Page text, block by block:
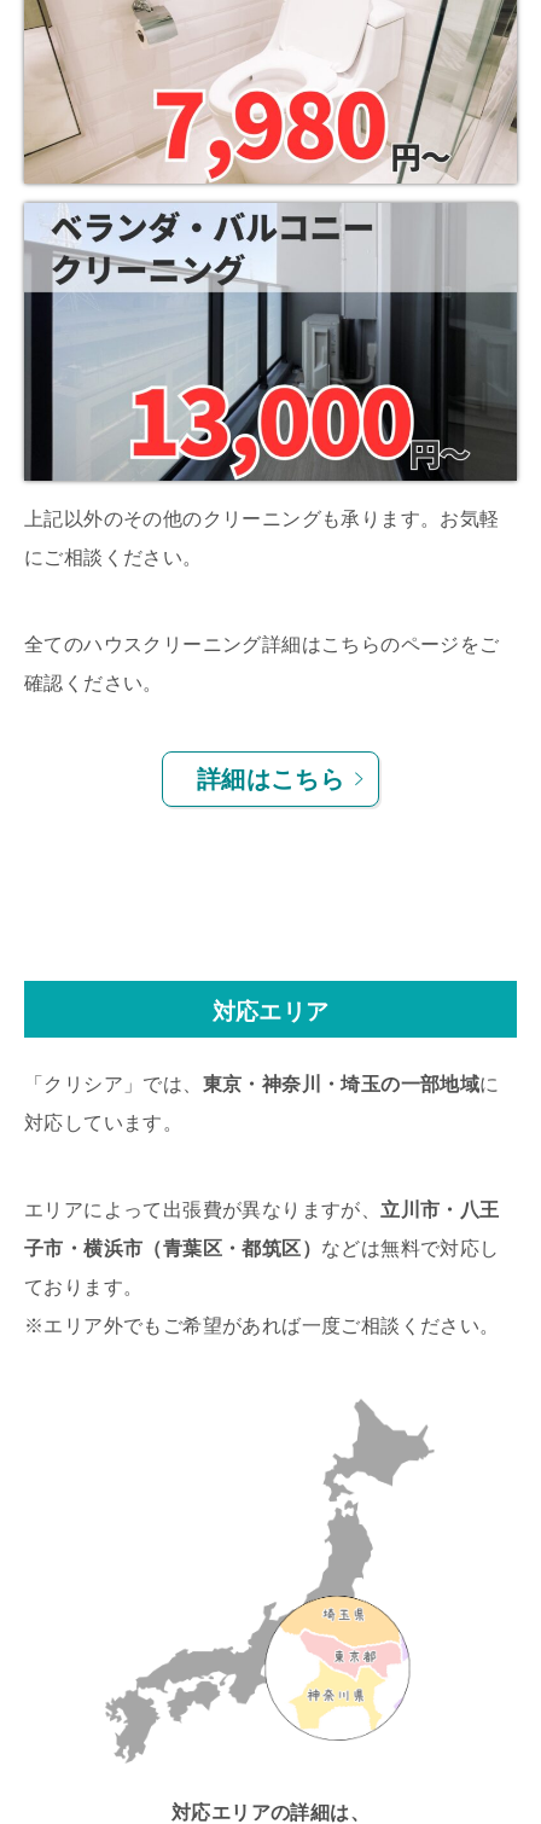
上記以外のその他のクリーニングも承ります。お気軽
にご相談ください。
全てのハウスクリーニング詳細はこちらのページをご
確認ください。
詳細はこちら
対応エリア
「クリシア」では、 東京・神奈川・埼玉の一部地域に
対応しています。
エリアによって出張費が異なりますが、 立川市・八王
子市・横浜市（青葉区・都筑区） などは無料で対応し
ております。
※エリア外でもご希望があれば一度ご相談ください。
対応エリアの詳細は、